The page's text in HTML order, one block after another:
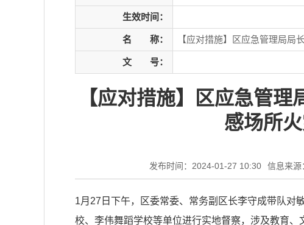
生效时间：
名 称： 【应对措施】区应急管理局
文 号：
【应对措施】区应急管
感场所
发布时间：2024-01-27 10:30 信息来源
1月27日下午，区委常委、常务副区长李守成带队对
校、李伟舞蹈学校等单位进行实地督察，涉及教育